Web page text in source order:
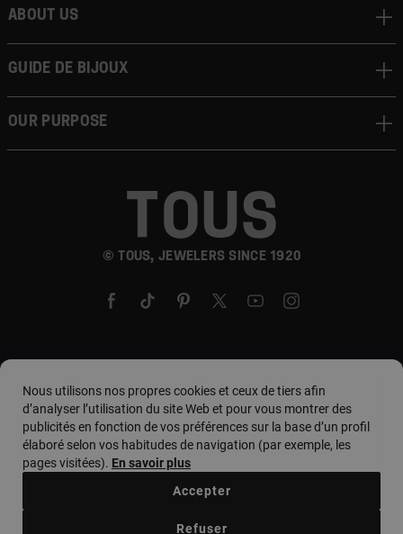
© TOUS, JEWELERS SINCE 1920
About us
Guide de bijoux
Our Purpose
Pays et devise :country. / Euro
Conditions d'utilisation
Nous utilisons nos propres cookies et ceux de tiers afin
d’analyser l’utilisation du site Web et pour vous montrer des
publicités en fonction de vos préférences sur la base d’un profil
élaboré selon vos habitudes de navigation (par exemple, les
pages visitées). En savoir plus
Refuser
Accepter